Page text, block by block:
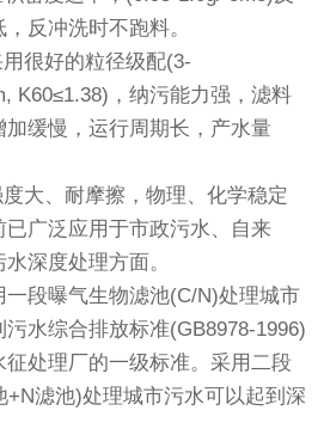
反冲洗时不跑料。
很好的粒径级配(3-
K60≤1.38)，纳污能力强，滤料
缓慢，运行周期长，产水量
、耐摩擦，物理、化学稳定
广泛应用于市政污水、自来
深度处理方面。
段曝气生物滤池(C/N)处理城市
水综合排放标准(GB8978-1996)
处理厂的一级标准。采用二段
滤池)处理城市污水可以起到深